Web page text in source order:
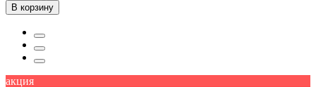
В корзину
акция